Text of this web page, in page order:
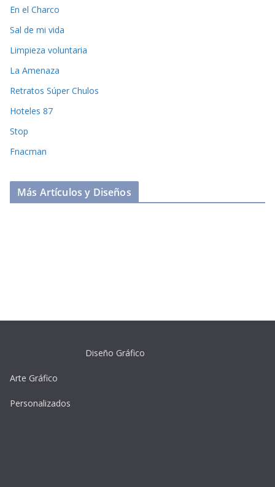
En el Charco
Sal de mi vida
Limpieza voluntaria
La Amenaza
Retratos Súper Chulos
Hoteles 87
Stop
Fnacman
Más Artículos y Diseños
Diseño Gráfico
Arte Gráfico
Personalizados